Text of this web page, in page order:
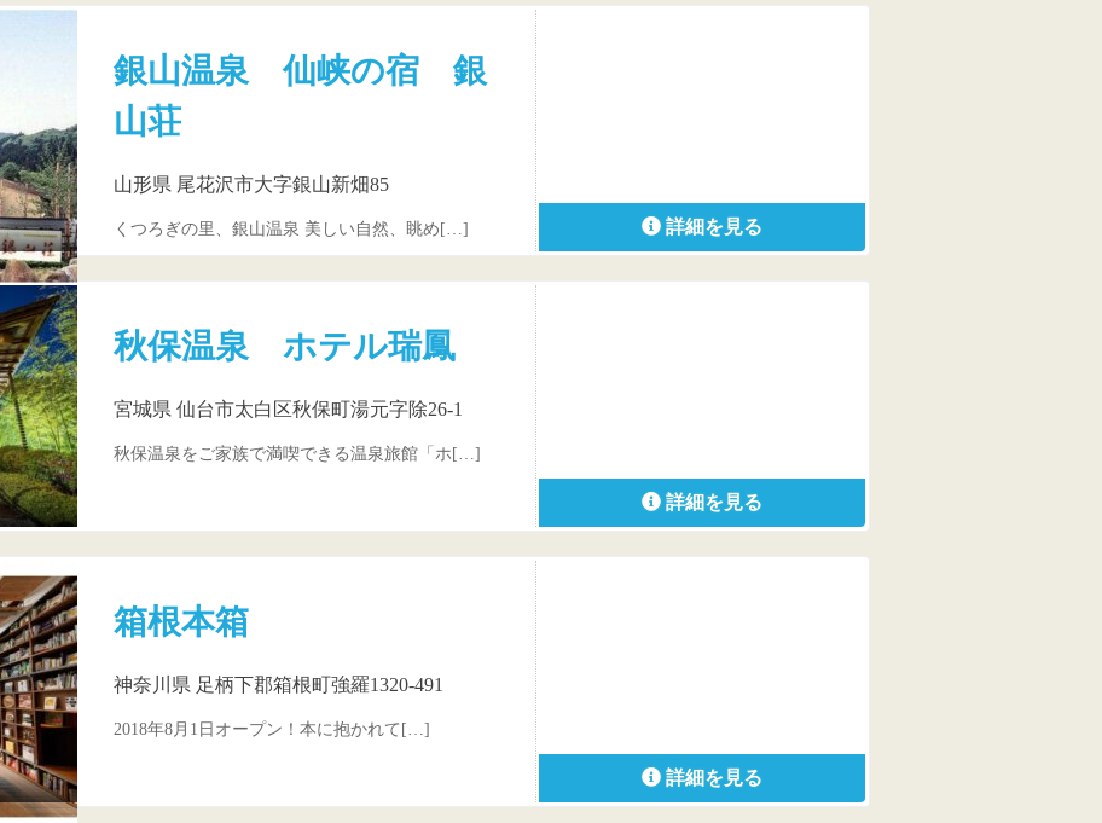
銀山温泉 仙峡の宿 銀
山荘
山形県 尾花沢市大字銀山新畑85
くつろぎの里、銀山温泉 美しい自然、眺め[…] 詳細を見る
秋保温泉 ホテル瑞鳳
宮城県 仙台市太白区秋保町湯元字除26-1
秋保温泉をご家族で満喫できる温泉旅館「ホ[…]
詳細を見る
箱根本箱
神奈川県 足柄下郡箱根町強羅1320-491
2018年8月1日オープン！本に抱かれて[…]
詳細を見る